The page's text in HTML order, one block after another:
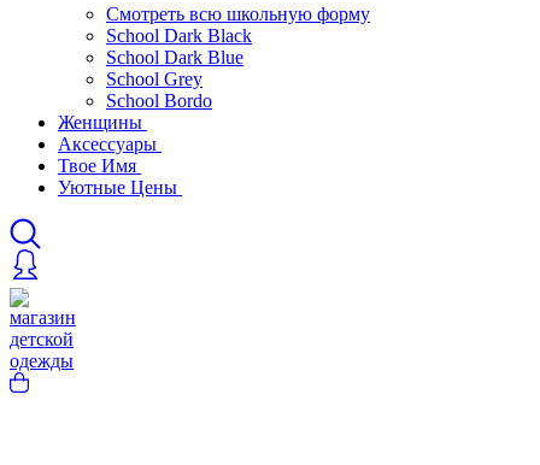
Смотреть всю школьную форму
School Dark Black
School Dark Blue
School Grey
School Bordo
Женщины
Аксессуары
Твое Имя
Уютные Цены